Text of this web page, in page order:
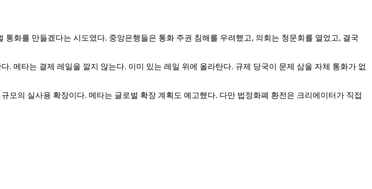
화를 만들겠다는 시도였다. 중앙은행들은 통화 주권 침해를 우려했고, 의회는 청문회를 열었고, 결국
. 메타는 결제 레일을 깔지 않는다. 이미 있는 레일 위에 올라탄다. 규제 당국이 문제 삼을 자체 통화가 없
모의 실사용 확장이다. 메타는 글로벌 확장 계획도 예고했다. 다만 법정화폐 환전은 크리에이터가 직접